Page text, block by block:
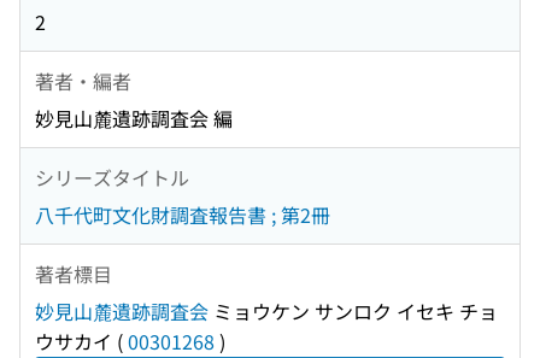
2
著者・編者
妙見山麓遺跡調査会 編
シリーズタイトル
八千代町文化財調査報告書 ; 第2冊
著者標目
妙見山麓遺跡調査会 ミョウケン サンロク イセキ チョ
ウサカイ (00301268 )